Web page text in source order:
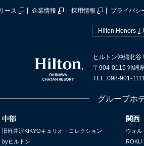
ース 企業情報 採用情報 プライバシ
Hilton Honors
ヒルトン沖縄北谷
〒904-0115 沖縄
TEL: 098-901-
グループホ
中部
旧軽井沢KIKYOキュリオ・コレクション
byヒルトン
関西
ウォル
ROKU